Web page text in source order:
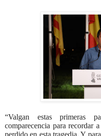
“Valgan estas primeras
comparecencia para recordar
perdido en esta tragedia. Y